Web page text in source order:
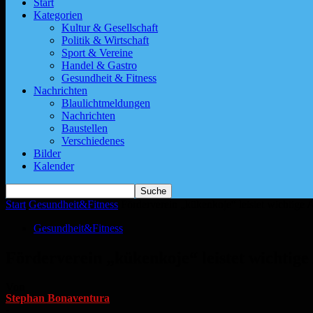
Start
Kategorien
Kultur & Gesellschaft
Politik & Wirtschaft
Sport & Vereine
Handel & Gastro
Gesundheit & Fitness
Nachrichten
Blaulichtmeldungen
Nachrichten
Baustellen
Verschiedenes
Bilder
Kalender
Start Gesundheit&Fitness
Gesundheit&Fitness
Stephan Bonaventura